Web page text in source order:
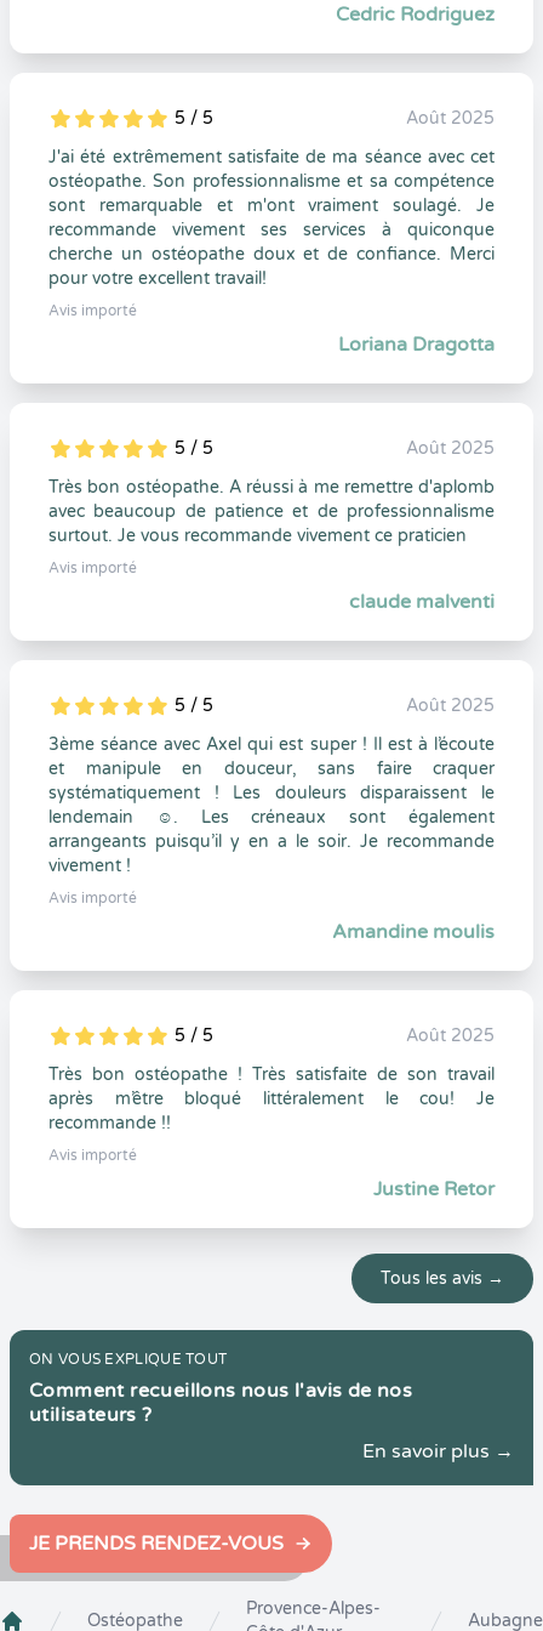
Cedric Rodriguez
5
1
5
0 5 / 5
Août 2025
J'ai été extrêmement satisfaite de ma séance avec cet
ostéopathe. Son professionnalisme et sa compétence
sont remarquable et m'ont vraiment soulagé. Je
recommande vivement ses services à quiconque
cherche un ostéopathe doux et de confiance. Merci
pour votre excellent travail!
Avis importé
Loriana Dragotta
5
1
5
0 5 / 5
Août 2025
Très bon ostéopathe. A réussi à me remettre d'aplomb
avec beaucoup de patience et de professionnalisme
surtout. Je vous recommande vivement ce praticien
Avis importé
claude malventi
5
1
5
0 5 / 5
Août 2025
3ème séance avec Axel qui est super ! Il est à l’écoute
et manipule en douceur, sans faire craquer
systématiquement ! Les douleurs disparaissent le
lendemain ☺️. Les créneaux sont également
arrangeants puisqu’il y en a le soir. Je recommande
vivement !
Avis importé
Amandine moulis
5
1
5
0 5 / 5
Août 2025
Très bon ostéopathe ! Très satisfaite de son travail
après m’être bloqué littéralement le cou! Je
recommande !!
Avis importé
Justine Retor
Tous les avis →
ON VOUS EXPLIQUE TOUT
Comment recueillons nous l'avis de nos
utilisateurs ?
En savoir plus →
JE PRENDS RENDEZ-VOUS
Ostéopathe
Provence-Alpes-
Aubagne